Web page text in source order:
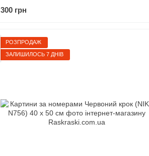
300 грн
РОЗПРОДАЖ
ЗАЛИШИЛОСЬ 7 ДНІВ